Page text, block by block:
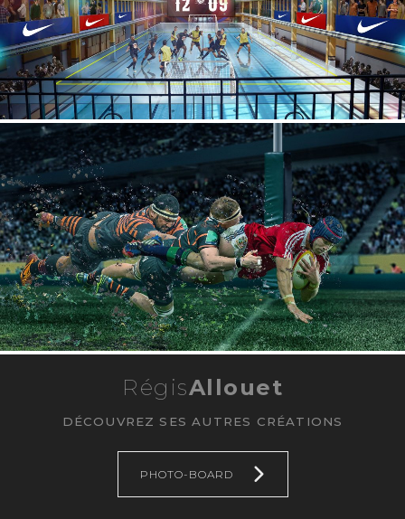
RégisAllouet
DÉCOUVREZ SES AUTRES CRÉATIONS
PHOTO-BOARD